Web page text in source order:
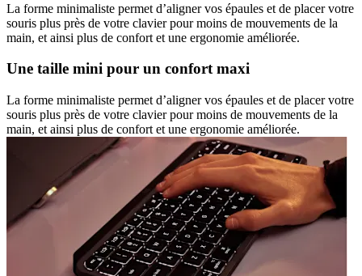
La forme minimaliste permet d’aligner vos épaules et de placer votre
souris plus près de votre clavier pour moins de mouvements de la
main, et ainsi plus de confort et une ergonomie améliorée.
Une taille mini pour un confort maxi
La forme minimaliste permet d’aligner vos épaules et de placer votre
souris plus près de votre clavier pour moins de mouvements de la
main, et ainsi plus de confort et une ergonomie améliorée.